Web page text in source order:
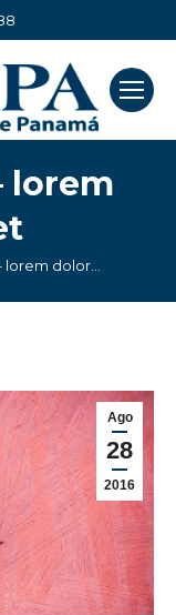
lorem
lorem dolor…
Ago
28
2016